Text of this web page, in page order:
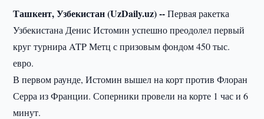
Ташкент, Узбекистан (UzDaily.uz) --Первая ракетка
Узбекистана Денис Истомин успешно преодолел первый
круг турнира ATP Метц с призовым фондом 450 тыс.
евро.
В первом раунде, Истомин вышел на корт против Флоран
Серра из Франции. Соперники провели на корте 1 час и 6
минут.